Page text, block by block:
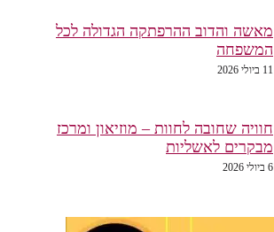
מאשה והדוב ההרפתקה הגדולה לכל
המשפחה
11 ביולי 2026
חוויה שחובה לחוות – מוזיאון ומרכז
מבקרים לאשליות
6 ביולי 2026